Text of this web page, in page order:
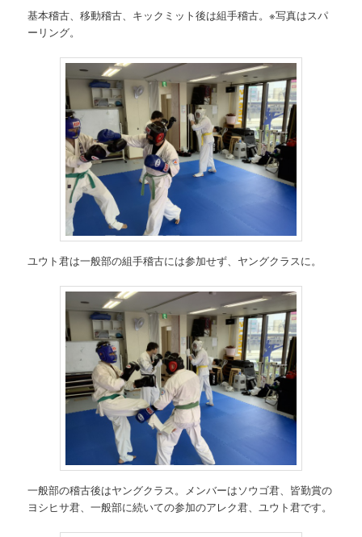
基本稽古、移動稽古、キックミット後は組手稽古。※写真はスパ
ーリング。
ユウト君は一般部の組手稽古には参加せず、ヤングクラスに。
一般部の稽古後はヤングクラス。メンバーはソウゴ君、皆勤賞の
ヨシヒサ君、一般部に続いての参加のアレク君、ユウト君です。